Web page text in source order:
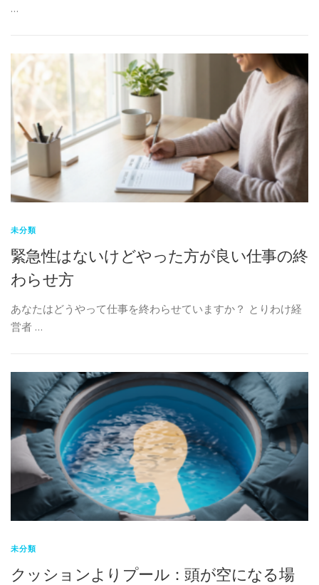
…
未分類
緊急性はないけどやった方が良い仕事の終
わらせ方
あなたはどうやって仕事を終わらせていますか？ とりわけ経
営者 …
未分類
クッションよりプール：頭が空になる場